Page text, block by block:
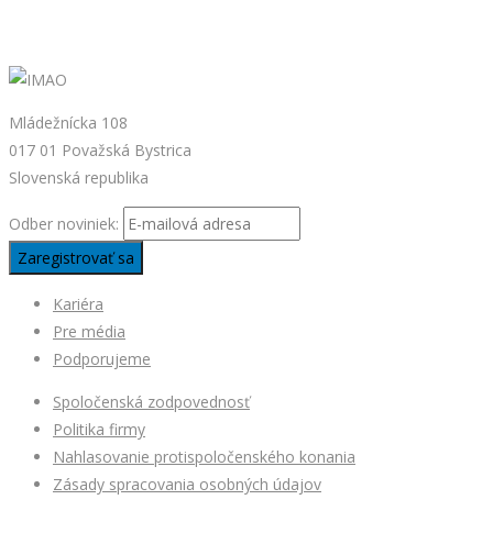
Mládežnícka 108
017 01 Považská Bystrica
Slovenská republika
Odber noviniek:
Kariéra
Pre média
Podporujeme
Spoločenská zodpovednosť
Politika firmy
Nahlasovanie protispoločenského konania
Zásady spracovania osobných údajov